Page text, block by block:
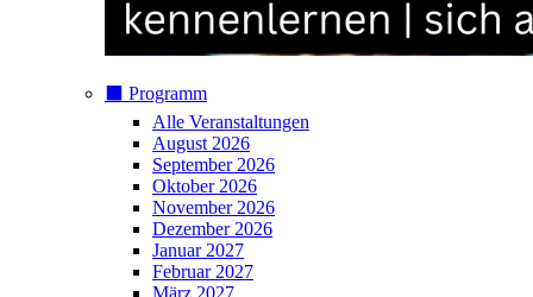
⬛️ Programm
Alle Veranstaltungen
August 2026
September 2026
Oktober 2026
November 2026
Dezember 2026
Januar 2027
Februar 2027